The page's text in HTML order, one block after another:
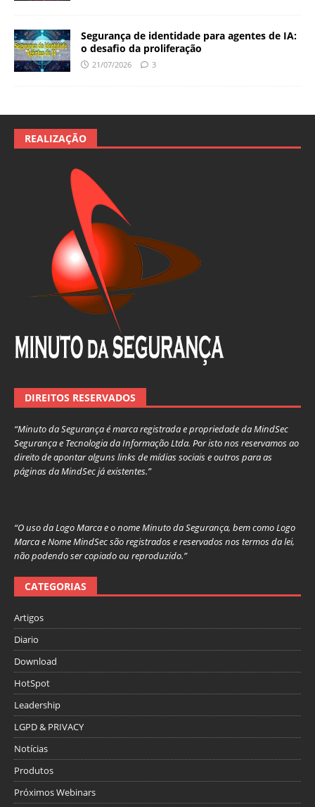
Segurança de identidade para agentes de IA:
o desafio da proliferação
21/07/2026 3
REALIZAÇÃO
DIREITOS RESERVADOS
“Minuto da Segurança é marca registrada e propriedade da MindSec
Segurança e Tecnologia da Informação Ltda. Por isto nos reservamos ao
direito de apontar alguns links de mídias sociais e outros para as
páginas da MindSec já existentes.”
“O uso da Logo Marca e o nome Minuto da Segurança, bem como Logo
Marca e Nome MindSec são registrados e reservados nos termos da lei,
não podendo ser copiado ou reproduzido.”
CATEGORIAS
Artigos
Diario
Download
HotSpot
Leadership
LGPD & PRIVACY
Notícias
Produtos
Próximos Webinars